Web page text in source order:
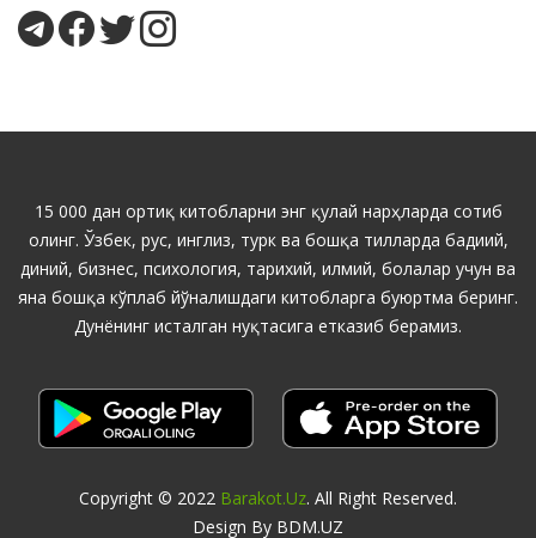
15 000 дан ортиқ китобларни энг қулай нарҳларда сотиб
олинг. Ўзбек, рус, инглиз, турк ва бошқа тилларда бадиий,
диний, бизнес, психология, тарихий, илмий, болалар учун ва
яна бошқа кўплаб йўналишдаги китобларга буюртма беринг.
Дунёнинг исталган нуқтасига етказиб берамиз.
Copyright © 2022 Barakot.uz. All Right Reserved.
Design By BDM.UZ